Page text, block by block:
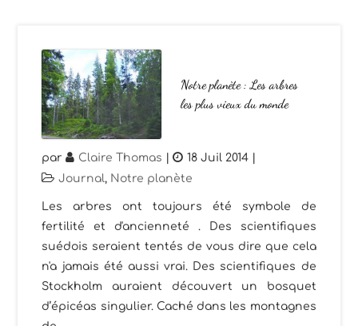
Notre planète : Les arbres
les plus vieux du monde
par Claire Thomas | 18 Juil 2014
Journal, Notre planète
Les arbres ont toujours été symbole de
fertilité et d'ancienneté . Des scientifiques
suédois seraient tentés de vous dire que cela
n'a jamais été aussi vrai. Des scientifiques de
Stockholm auraient découvert un bosquet
d’épicéas singulier. Caché dans les montagnes